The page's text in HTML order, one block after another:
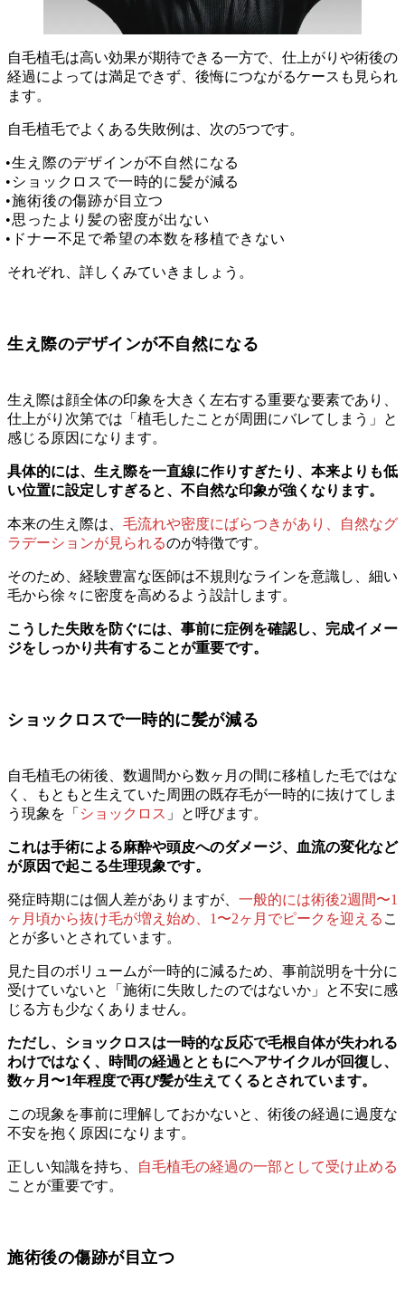
自毛植毛は高い効果が期待できる一方で、仕上がりや術後の
経過によっては満足できず、後悔につながるケースも見られ
ます。
自毛植毛でよくある失敗例は、次の5つです。
生え際のデザインが不自然になる
ショックロスで一時的に髪が減る
施術後の傷跡が目立つ
思ったより髪の密度が出ない
ドナー不足で希望の本数を移植できない
それぞれ、詳しくみていきましょう。
生え際のデザインが不自然になる
生え際は顔全体の印象を大きく左右する重要な要素であり、
仕上がり次第では「植毛したことが周囲にバレてしまう」と
感じる原因になります。
具体的には、生え際を一直線に作りすぎたり、本来よりも低
い位置に設定しすぎると、不自然な印象が強くなります。
本来の生え際は、 毛流れや密度にばらつきがあり、自然なグ
ラデーションが見られるのが特徴です。
そのため、経験豊富な医師は不規則なラインを意識し、細い
毛から徐々に密度を高めるよう設計します。
こうした失敗を防ぐには、事前に症例を確認し、完成イメー
ジをしっかり共有することが重要です。
ショックロスで一時的に髪が減る
自毛植毛の術後、数週間から数ヶ月の間に移植した毛ではな
く、もともと生えていた周囲の既存毛が一時的に抜けてしま
う現象を「 ショックロス 」と呼びます。
これは手術による麻酔や頭皮へのダメージ、血流の変化など
が原因で起こる生理現象です。
発症時期には個人差がありますが、 一般的には術後2週間〜1
ヶ月頃から抜け毛が増え始め、1〜2ヶ月でピークを迎える こ
とが多いとされています。
見た目のボリュームが一時的に減るため、事前説明を十分に
受けていないと「施術に失敗したのではないか」と不安に感
じる方も少なくありません。
ただし、ショックロスは一時的な反応で毛根自体が失われる
わけではなく、時間の経過とともにヘアサイクルが回復し、
数ヶ月〜1年程度で再び髪が生えてくるとされています。
この現象を事前に理解しておかないと、術後の経過に過度な
不安を抱く原因になります。
正しい知識を持ち、
自毛植毛の経過の一部として受け止める
ことが重要です。
施術後の傷跡が目立つ